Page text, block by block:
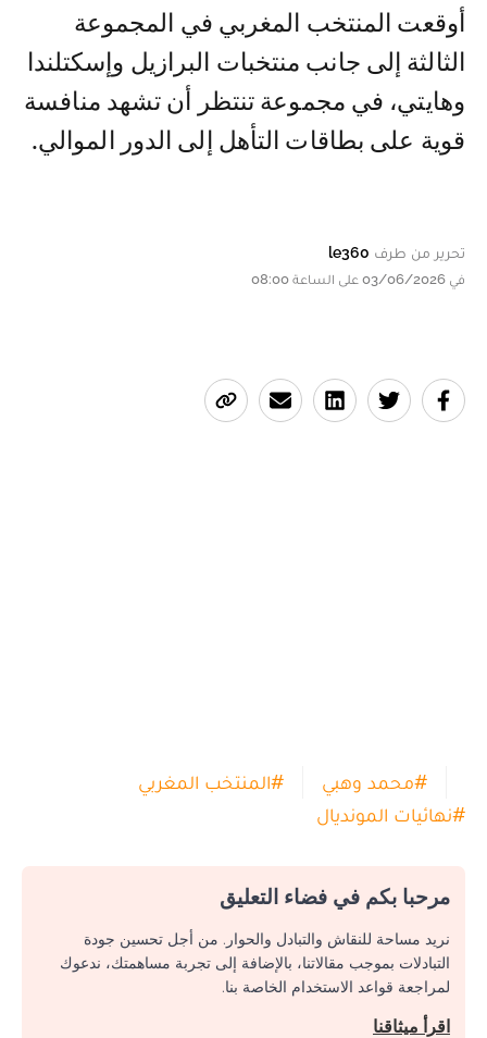
أوقعت المنتخب المغربي في المجموعة
الثالثة إلى جانب منتخبات البرازيل وإسكتلندا
وهايتي، في مجموعة تنتظر أن تشهد منافسة
قوية على بطاقات التأهل إلى الدور الموالي.
تحرير من طرف le360
في 03/06/2026 على الساعة 08:00
#محمد وهبي #المنتخب المغربي
#نهائيات المونديال
مرحبا بكم في فضاء التعليق
نريد مساحة للنقاش والتبادل والحوار. من أجل تحسين جودة
التبادلات بموجب مقالاتنا، بالإضافة إلى تجربة مساهمتك، ندعوك
لمراجعة قواعد الاستخدام الخاصة بنا.
اقرأ ميثاقنا